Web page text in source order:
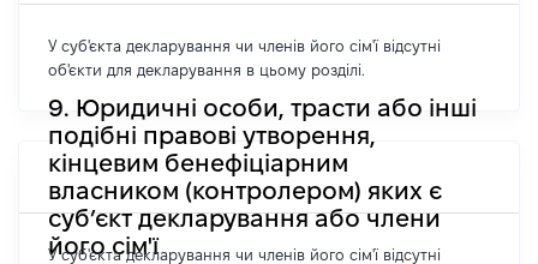
У суб'єкта декларування чи членів його сім'ї відсутні
об'єкти для декларування в цьому розділі.
9. Юридичні особи, трасти або інші
подібні правові утворення,
кінцевим бенефіціарним
власником (контролером) яких є
суб’єкт декларування або члени
його сім'ї
У суб'єкта декларування чи членів його сім'ї відсутні